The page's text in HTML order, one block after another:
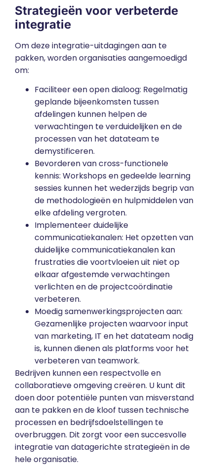
Strategieën voor verbeterde
integratie
Om deze integratie-uitdagingen aan te
pakken, worden organisaties aangemoedigd
om:
Faciliteer een open dialoog: Regelmatig
geplande bijeenkomsten tussen
afdelingen kunnen helpen de
verwachtingen te verduidelijken en de
processen van het datateam te
demystificeren.
Bevorderen van cross-functionele
kennis: Workshops en gedeelde learning
sessies kunnen het wederzijds begrip van
de methodologieën en hulpmiddelen van
elke afdeling vergroten.
Implementeer duidelijke
communicatiekanalen: Het opzetten van
duidelijke communicatiekanalen kan
frustraties die voortvloeien uit niet op
elkaar afgestemde verwachtingen
verlichten en de projectcoördinatie
verbeteren.
Moedig samenwerkingsprojecten aan:
Gezamenlijke projecten waarvoor input
van marketing, IT en het datateam nodig
is, kunnen dienen als platforms voor het
verbeteren van teamwork.
Bedrijven kunnen een respectvolle en
collaboratieve omgeving creëren. U kunt dit
doen door potentiële punten van misverstand
aan te pakken en de kloof tussen technische
processen en bedrijfsdoelstellingen te
overbruggen. Dit zorgt voor een succesvolle
integratie van datagerichte strategieën in de
hele organisatie.